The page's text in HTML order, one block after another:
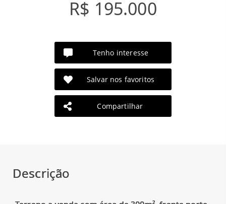
R$ 195.000
Tenho interesse
Salvar nos favoritos
Compartilhar
Descrição